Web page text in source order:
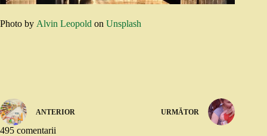
Photo by Alvin Leopold on Unsplash
ANTERIOR URMĂTOR
495 comentarii